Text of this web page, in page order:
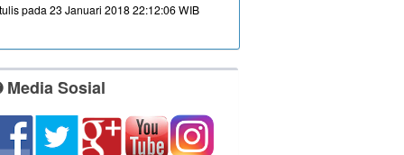
pada 23 Januari 2018 22:12:06 WIB
Media Sosial